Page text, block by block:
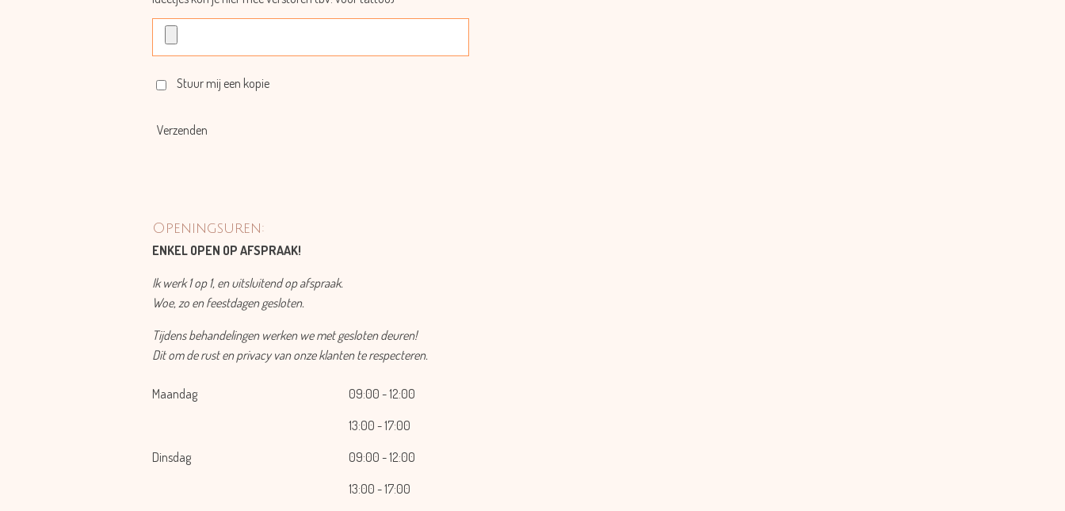
Stuur mij een kopie
Verzenden
Openingsuren:
ENKEL OPEN OP AFSPRAAK!
Ik werk 1 op 1, en uitsluitend op afspraak.
Woe, zo en feestdagen gesloten.
Tijdens behandelingen werken we met gesloten deuren!
Dit om de rust en privacy van onze klanten te respecteren.
Maandag
09:00 - 12:00
13:00 - 17:00
Dinsdag
09:00 - 12:00
13:00 - 17:00